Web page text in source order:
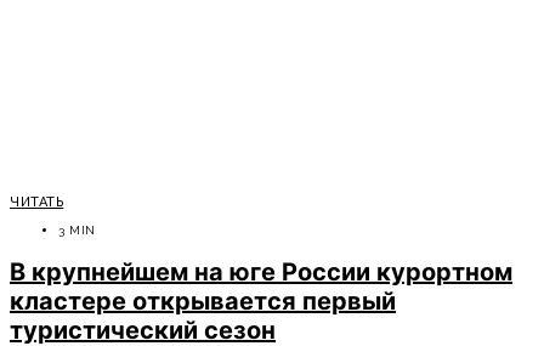
ЧИТАТЬ
3 MIN
В крупнейшем на юге России курортном
кластере открывается первый
туристический сезон